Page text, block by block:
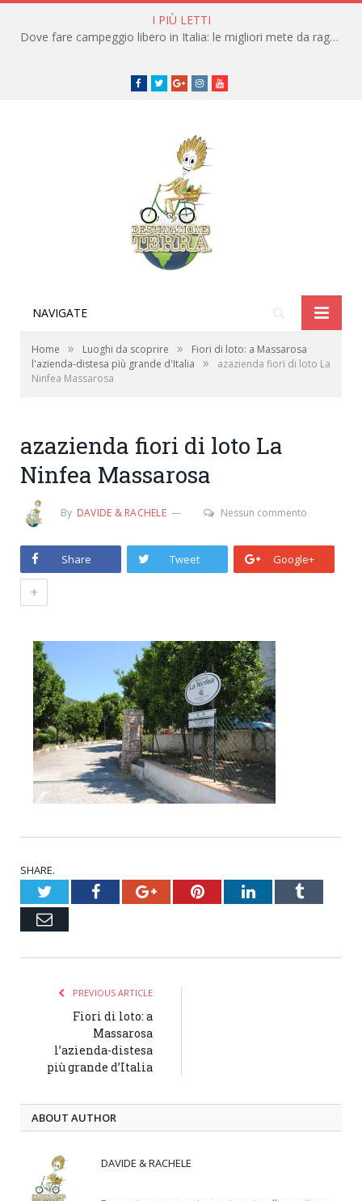
I PIÙ LETTI
Dove fare campeggio libero in Italia: le migliori mete da raggiungere in traghetto
Facebook
TwitterGoogle+instagramyoutube
NAVIGATE
Home » Luoghi da scoprire »
Fiori di loto: a Massarosa
l'azienda-distesa più grande d'Italia
»
azazienda fiori di loto La
Ninfea Massarosa
azazienda fiori di loto La
Ninfea Massarosa
By DAVIDE & RACHELE Nessun commento
Share Tweet Google+
+
SHARE.
TwitterFacebookGoogle+PinterestLinkedInTumblr
Email
PREVIOUS ARTICLE
Fiori di loto: a
Massarosa
l’azienda-distesa
più grande d’Italia
ABOUT AUTHOR
DAVIDE & RACHELE